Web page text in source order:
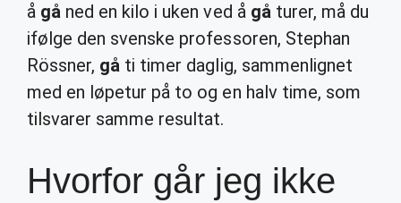
å gå ned en kilo i uken ved å gåturer, må du
ifølge den svenske professoren, Stephan
Rössner, gå ti timer daglig, sammenlignet
med en løpetur på to og en halv time, som
tilsvarer samme resultat.
Hvorfor går jeg ikke